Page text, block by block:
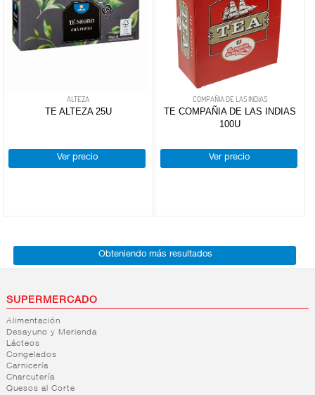
ALTEZA
TE ALTEZA 25U
Ver precio
COMPAÑIA DE LAS INDIAS
TE COMPAÑIA DE LAS INDIAS
100U
Ver precio
Obteniendo más resultados
SUPERMERCADO
Alimentación
Desayuno y Merienda
Lácteos
Congelados
Carnicería
Charcutería
Quesos al Corte